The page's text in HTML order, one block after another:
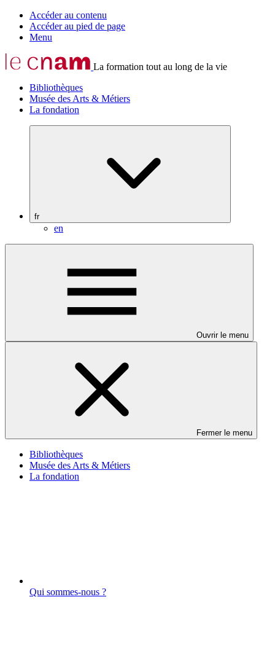
Accéder au contenu
Accéder au pied de page
Menu
La formation tout au long de la vie
Bibliothèques
Musée des Arts & Métiers
La fondation
fr
en
Ouvrir le menu
Fermer le menu
Bibliothèques
Musée des Arts & Métiers
La fondation
Qui sommes-nous ?